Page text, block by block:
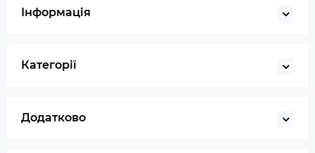
Інформація
Категорії
Додатково